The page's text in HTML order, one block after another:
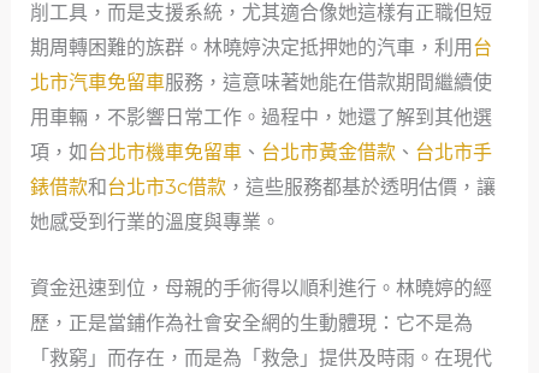
削工具，而是支援系統，尤其適合像她這樣有正職但短
期周轉困難的族群。林曉婷決定抵押她的汽車，利用 台
北市汽車免留車服務，這意味著她能在借款期間繼續使
用車輛，不影響日常工作。過程中，她還了解到其他選
項，如台北市機車免留車、 台北市黃金借款、 台北市手
錶借款和台北市3c借款，這些服務都基於透明估價，讓
她感受到行業的溫度與專業。
資金迅速到位，母親的手術得以順利進行。林曉婷的經
歷，正是當鋪作為社會安全網的生動體現：它不是為
「救窮」而存在，而是為「救急」提供及時雨。在現代